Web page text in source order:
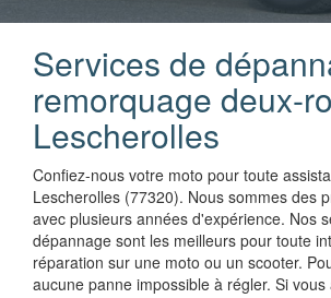
Services de
remorquage deux-
Lescherolles
Confiez-nous votre moto pour toute
Lescherolles (77320). Nous sommes des
avec plusieurs années d'expérience. Nos
dépannage sont les meilleurs pour toute
réparation sur une moto ou un scooter.
aucune panne impossible à régler. Si vous